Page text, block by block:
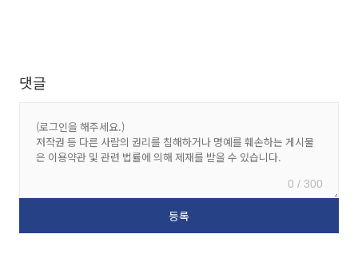
댓글
0 / 300